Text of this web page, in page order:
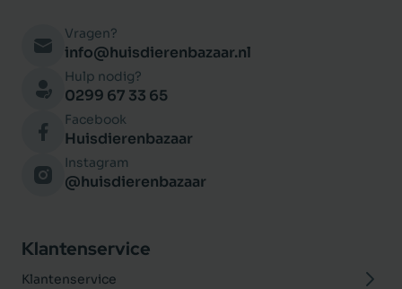
Vragen?
info@huisdierenbazaar.nl
Hulp nodig?
0299 67 33 65
Facebook
Huisdierenbazaar
Instagram
@huisdierenbazaar
Klantenservice
Klantenservice